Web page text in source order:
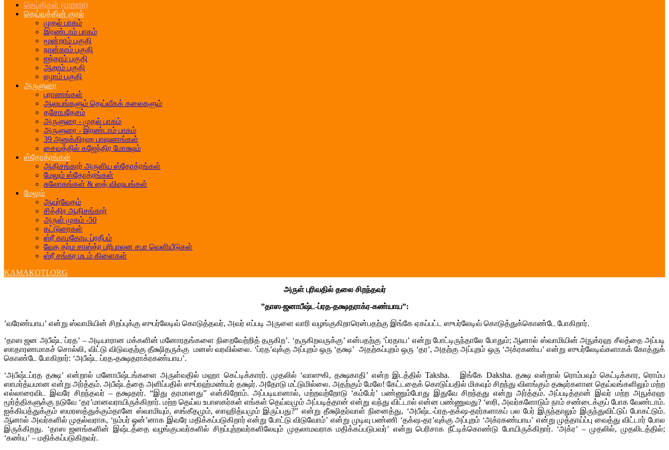
செய்திகள் (current)
தெய்வத்தின் குரல்
முதல் பாகம்
இரண்டாம் பாகம்
மூன்றாம் பகுதி
நான்காம் பகுதி
ஐந்தாம் பகுதி
ஆறாம் பகுதி
ஏழாம் பகுதி
அருளுரை
புராணங்கள்
ஆலயங்களும் தெய்வீகக் கலைகளும்
தசோபதேசம்
அருளுரை - முதல் பாகம்
அருளுரை - இரண்டாம் பாகம்
39 அனுக்கிரஹ பாஷணங்கள்
சைவத்தில் கஜேந்திர மோக்ஷம்
ஸ்தோத்ரங்கள்
ஆதிசங்கரர் அருளிய ஸ்தோத்ரங்கள்
மேலும் ஸ்தோத்ரங்கள்
சுலோகங்கள் & ஸத் விஷயங்கள்
மேலும்
ஆயுர்வேதம்
சித்திர ஆதிசங்கரர்
அருள் முகம் -50
கட்டுரைகள்
ஸ்ரீ காமகோடி ப்ரதீபம்
வேத தர்ம சாஸ்த்ர பரிபாலன சபா வெளியீடுகள்
ஸ்ரீ சங்கர மடம் கிளைகள்
KAMAKOTI.ORG
அருள் புரிவதில் தலை சிறந்தவர்
”தாஸ-ஜனாபீஷ்ட-ப்ரத-தக்ஷதராக்ர-கண்யாய”:
’வரேண்யாய’ என்று ஸ்வாமியின் சிறப்புக்கு ஸுபர்லேடிவ் கொடுத்தவர், அவர் எப்படி அருளை வாரி வழங்குகிறாரென்பதற்கு இங்கே ஏகப்பட்ட ஸுபர்லேடிவ் கொடுத்துக்கொண்டே போகிறார்.
‘தாஸ ஜன அபீஷ்ட ப்ரத’ – அடியாரான மக்களின் மனோரதங்களை நிறைவேற்றித் தருகிற’. ‘தருகிறவருக்கு’ என்பதற்கு ‘ப்ரதாய’ என்று போட்டிருந்தாலே போதும்; ஆனால் ஸ்வாமியின் அநுக்ரஹ சீலத்தை அப்படி
ஸாதாரணமாகச் சொல்லி, விட்டு விடுவதற்கு தீக்ஷிதருக்கு மனஸ் வரவில்லை. ‘ப்ரத’வுக்கு அப்புறம் ஒரு ‘தக்ஷ’ அதற்கப்புறம் ஒரு ‘தர’, அதற்கு அப்புறம் ஒரு ‘அக்ரகண்ய’ என்று ஸுபர்லேடிவ்களாகக் கோத்துக்
கொண்டே போகிறார்: ‘அபீஷ்ட ப்ரத-தக்ஷதராக்ரகண்யாய’.
‘அபீஷ்டப்ரத தக்ஷ’ என்றால் மனோபீஷ்டங்களை அருள்வதில் மஹா கெட்டிக்காரர். முதலில் ‘வாஸுகி, தக்ஷகாதி’ என்ற இடத்தில் Taksha. இங்கே Daksha. தக்ஷ என்றால் ரொம்பவும் கெட்டிக்கார, ரொம்ப
ஸாமர்த்யமான என்று அர்த்தம். அபீஷ்டத்தை அளிப்பதில் ஸுப்ரஹ்மண்யர் தக்ஷர். அதோடு மட்டுமில்லை. அதற்கும் மேலே! கேட்டதைக் கொடுப்பதில் மிகவும் சிறந்து விளங்கும் தக்ஷர்களான தெய்வங்களிலும் மற்ற
எல்லாரைவிட இவரே சிறந்தவர் – தக்ஷதரர். “இது தரமானது” என்கிறோம். அப்படியானால், மற்றவற்றோடு ‘கம்பேர்’ பண்ணும்போது இதுவே சிறந்தது என்று அர்த்தம். அப்படித்தான் இவர் மற்ற அநுக்ரஹ
மூர்த்திகளுக்கு நடுவே ‘தர’மானவராயிருக்கிறார். மற்ற தெய்வ உபாஸகர்கள் எங்கள் தெய்வமும் அப்படித்தான் என்று வந்து விட்டால் என்ன பண்ணுவது? ‘ஸரி, அவர்களோடும் நாம் சண்டைக்குப் போக வேண்டாம்.
ஐக்கியத்துக்கும் ஸமரஸத்துக்கும்தானே ஸ்வாமியும், ஸங்கீதமும், ஸாஹித்யமும் இருப்பது?” என்று தீக்ஷிதர்வாள் நினைத்து, ‘அபீஷ்ட-ப்ரத-தக்‌ஷ-தரர்களாகப் பல பேர் இருந்தாலும் இருந்துவிட்டுப் போகட்டும்.
ஆனால் அவர்களில் முதல்வராக, ‘நம்பர் ஒன்’னாக இவரே மதிக்கப்படுகிறார் என்று போட்டு விடுவோம்’ என்று முடிவு பண்ணி ‘தக்‌ஷ-தர’வுக்கு அப்புறம் ‘அக்ரகண்யாய’ என்று முத்தாய்ப்பு வைத்து விட்டார் போல
இருக்கிறது. ‘தாஸ ஜனங்களின் இஷ்டத்தை வழங்குபவர்களில் சிறப்புற்றவர்களிலேயும் முதலாமவராக மதிக்கப்படுபவர்’ என்று பெரிசாக நீட்டிக்கொண்டு போயிருக்கிறார். ‘அக்ர’ – முதலில், முதலிடத்தில்;
‘கண்ய’ – மதிக்கப்படுகிறவர்.